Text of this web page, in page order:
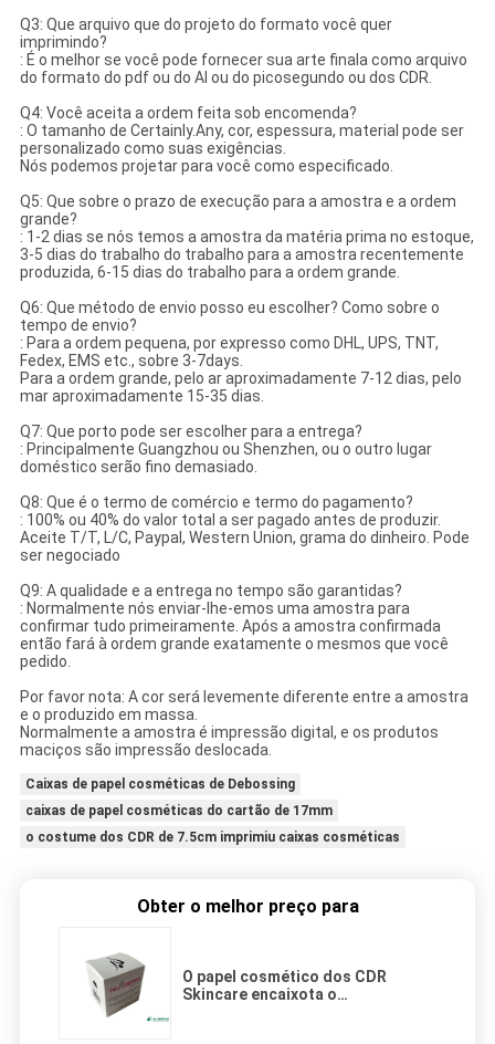
Q3: Que arquivo que do projeto do formato você quer
imprimindo?
: É o melhor se você pode fornecer sua arte finala como arquivo
do formato do pdf ou do AI ou do picosegundo ou dos CDR.
Q4: Você aceita a ordem feita sob encomenda?
: O tamanho de Certainly.Any, cor, espessura, material pode ser
personalizado como suas exigências.
Nós podemos projetar para você como especificado.
Q5: Que sobre o prazo de execução para a amostra e a ordem
grande?
: 1-2 dias se nós temos a amostra da matéria prima no estoque,
3-5 dias do trabalho do trabalho para a amostra recentemente
produzida, 6-15 dias do trabalho para a ordem grande.
Q6: Que método de envio posso eu escolher? Como sobre o
tempo de envio?
: Para a ordem pequena, por expresso como DHL, UPS, TNT,
Fedex, EMS etc., sobre 3-7days.
Para a ordem grande, pelo ar aproximadamente 7-12 dias, pelo
mar aproximadamente 15-35 dias.
Q7: Que porto pode ser escolher para a entrega?
: Principalmente Guangzhou ou Shenzhen, ou o outro lugar
doméstico serão fino demasiado.
Q8: Que é o termo de comércio e termo do pagamento?
: 100% ou 40% do valor total a ser pagado antes de produzir.
Aceite T/T, L/C, Paypal, Western Union, grama do dinheiro. Pode
ser negociado
Q9: A qualidade e a entrega no tempo são garantidas?
: Normalmente nós enviar-lhe-emos uma amostra para
confirmar tudo primeiramente. Após a amostra confirmada
então fará à ordem grande exatamente o mesmos que você
pedido.
Por favor nota: A cor será levemente diferente entre a amostra
e o produzido em massa.
Normalmente a amostra é impressão digital, e os produtos
maciços são impressão deslocada.
Caixas de papel cosméticas de Debossing
caixas de papel cosméticas do cartão de 17mm
o costume dos CDR de 7.5cm imprimiu caixas cosméticas
Obter o melhor preço para
O papel cosmético dos CDR
Skincare encaixota o